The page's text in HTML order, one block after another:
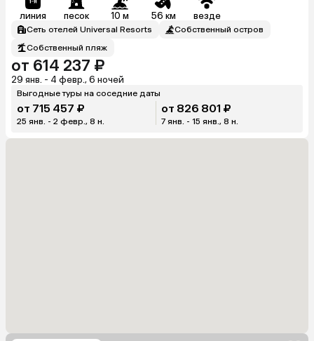
линия песок 10 м 56 км везде
Сеть отелей Universal Resorts
Собственный остров
Собственный пляж
от 614 237 ₽
29 янв. - 4 февр., 6 ночей
Выгодные туры на соседние даты
от 715 457 ₽
25 янв. - 2 февр., 8 н.
от 826 801 ₽
7 янв. - 15 янв., 8 н.